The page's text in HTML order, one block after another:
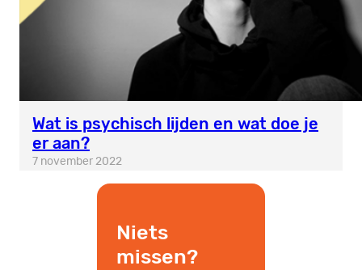
Wat is psychisch lijden en wat doe je
er aan?
7 november 2022
Niets
missen?